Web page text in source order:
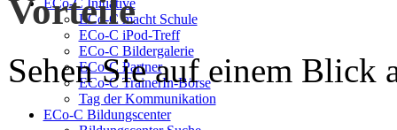
ECo-C Initiative
ECo-C macht Schule
ECo-C iPod-Treff
ECo-C Bildergalerie
ECo-C Partner
ECo-C TrainerIn-Börse
Tag der Kommunikation
ECo-C Bildungscenter
Vorteile
Sehen Sie auf einem Blick